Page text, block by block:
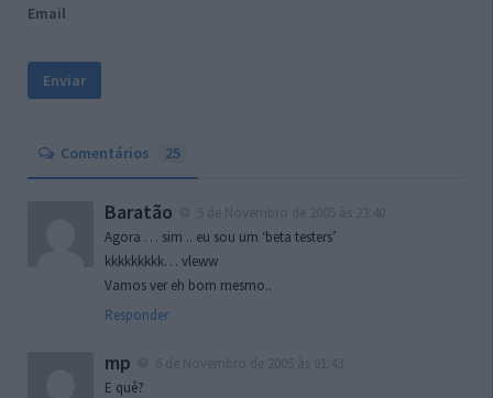
Email
Comentários 25
Baratão
Agora … sim .. eu sou um ‘beta testers’
kkkkkkkkk… vleww
Vamos ver eh bom mesmo..
Responder
mp
E quê?